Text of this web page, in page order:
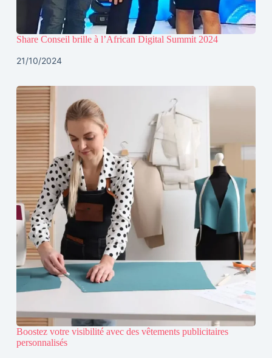
Share Conseil brille à l’African Digital Summit 2024
21/10/2024
Boostez votre visibilité avec des vêtements publicitaires
personnalisés